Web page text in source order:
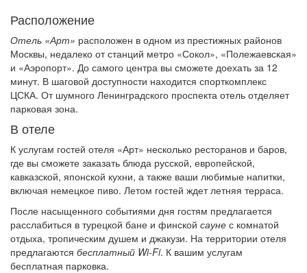
Расположение
Отель «Арт» расположен в одном из престижных районов
Москвы, недалеко от станций метро «Сокол», «Полежаевская»
и «Аэропорт». До самого центра вы сможете доехать за 12
минут. В шаговой доступности находится спорткомплекс
ЦСКА. От шумного Ленинградского проспекта отель отделяет
парковая зона.
В отеле
К услугам гостей отеля «Арт» несколько ресторанов и баров,
где вы сможете заказать блюда русской, европейской,
кавказской, японской кухни, а также ваши любимые напитки,
включая немецкое пиво. Летом гостей ждет летняя терраса.
После насыщенного событиями дня гостям предлагается
расслабиться в турецкой бане и финской сауне с комнатой
отдыха, тропическим душем и джакузи. На территории отеля
предлагаются бесплатный Wi-Fi. К вашим услугам
бесплатная парковка.